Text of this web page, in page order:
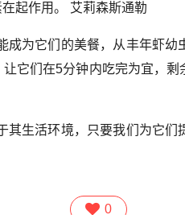
起作用。 艾莉森斯通勒
成为它们的美餐，从丰年虾
它们在5分钟内吃完为宜，
生活环境，只要我们为它
0